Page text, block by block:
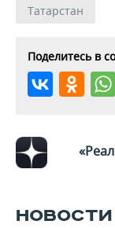
Татарстан
Поделитесь в